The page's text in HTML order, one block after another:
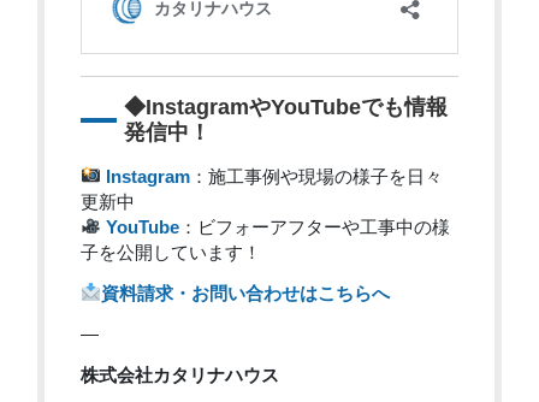
◆InstagramやYouTubeでも情報
発信中！
Instagram ：施工事例や現場の様子を日々
更新中
YouTube ：ビフォーアフターや工事中の様
子を公開しています！
資料請求・お問い合わせはこちらへ
—
株式会社カタリナハウス